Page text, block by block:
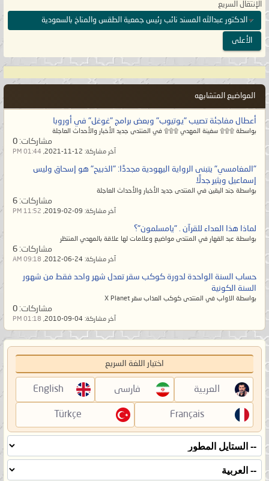
الإنتقال السريع
الدكتور عبدالله المسند نائب رئيس جمعية الطقس والمناخ بالسعودية
الأعلى
المواضيع المتشابهه
أعطال مفاجئة تصيب "يوتيوب" وبعض برامج "غوغل" في أوروبا
بواسطة ۩۩۩ سفينة المهدي ۩۩۩ في المنتدى جديد الأخبار والأحداث العاجلة
مشاركات:
آخر مشاركة: 01:44 PM
"المغامسي" يتبنى الرواية اليهودية مجددًا: "الذبيح" هو إسحاق وليس
إسماعيل ويثير جدلًا
بواسطة جند اليقين في المنتدى جديد الأخبار والأحداث العاجلة
مشاركات:
آخر مشاركة: 11:52 PM
لماذا هذا العداء للقرآن . "يامسلمون"؟
بواسطة عبد القهار في المنتدى مواضيع وعلامات لها علاقة بالمهدي المنتظر
مشاركات:
آخر مشاركة: 09:18 AM
حساب السنة الواحدة لدورة كوكب سقر تعدل شهر واحد فقط من شهور
السنة الكونية
بواسطة الاواب في المنتدى كوكب العذاب سقر X Planet
مشاركات:
آخر مشاركة: 01:18 PM
اختيار اللغة السريع
العربية فارسی English
Français
Türkçe